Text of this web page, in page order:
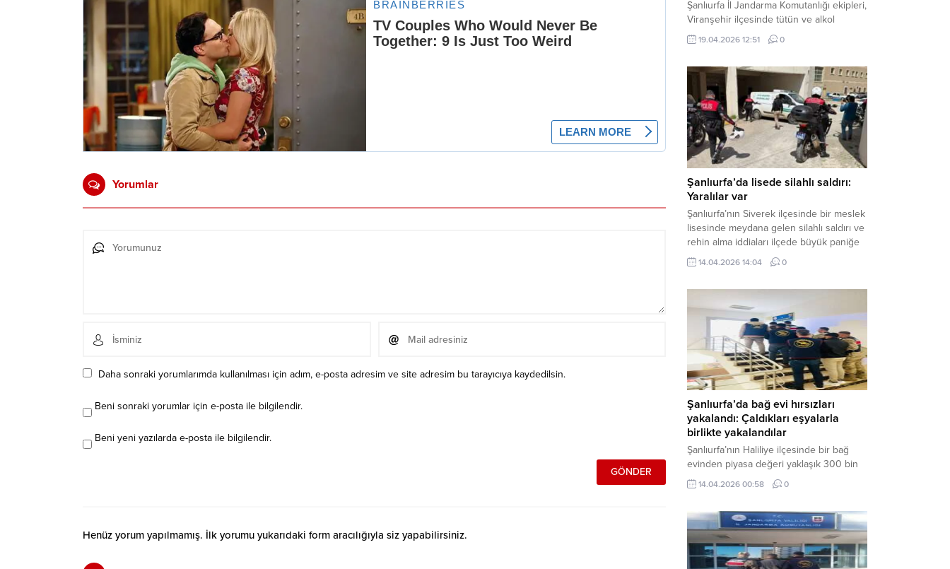
Yorumlar
Daha sonraki yorumlarımda kullanılması için adım, e-posta adresim ve site adresim bu tarayıcıya kaydedilsin.
Beni sonraki yorumlar için e-posta ile bilgilendir.
Beni yeni yazılarda e-posta ile bilgilendir.
Henüz yorum yapılmamış. İlk yorumu yukarıdaki form aracılığıyla siz yapabilirsiniz.
Şanlıurfa İl Jandarma Komutanlığı ekipleri,
Viranşehir ilçesinde tütün ve alkol
kaçakçılığına yönelik yürüttüğü kapsamlı
çalışmalar neticesinde binlerce paket
Operasyon kapsamında çok sayıda şahıs
hakkında adli süreç başlatıldı. Haber
Merkezi – Şanlıurfa Valiliği bünyesinde İl
Jandarma Komutanlığı tarafından
gerçekleştirilen “Tütün ve Alkol
Kaçakçılarına Yönelik Çalışmalar” tüm...
19.04.2026 12:51 0
Şanlıurfa’da lisede silahlı saldırı:
Yaralılar var
Şanlıurfa’nın Siverek ilçesinde bir meslek
lisesinde meydana gelen silahlı saldırı ve
rehin alma iddiaları ilçede büyük paniğe
neden oldu. Olay yerine çok sayıda özel
harekat polisi ve sağlık ekibi sevk
çalışmaları devam ediyor. Haber Merkezi
– Siverek ilçesi Hasan Çelebi
Mahallesi’nde bulunan Ahmet Koyuncu
Mesleki...
14.04.2026 14:04 0
Şanlıurfa’da bağ evi hırsızları
yakalandı: Çaldıkları eşyalarla
birlikte yakalandılar
Şanlıurfa’nın Haliliye ilçesinde bir bağ
evinden piyasa değeri yaklaşık 300 bin
TL olan eşyaları çalan şüpheliler,
jandarmanın başarılı operasyonuyla
şüpheliden 2’si tutuklanarak cezaevine
gönderildi. Haber Merkezi – Şanlıurfa İl
Jandarma Komutanlığı, “Faili Meçhul
Hırsızlık Olaylarının Aydınlatılmasına”
14.04.2026 00:58 0